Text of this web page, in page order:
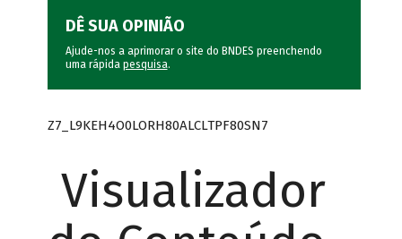
DÊ SUA OPINIÃO
Ajude-nos a aprimorar o site do BNDES preenchendo
uma rápida pesquisa.
Z7_L9KEH4O0LORH80ALCLTPF80SN7
Visualizador